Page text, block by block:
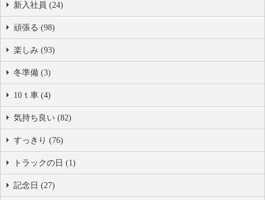
新入社員 (24)
頑張る (98)
楽しみ (93)
冬準備 (3)
10ｔ車 (4)
気持ち良い (82)
すっきり (76)
トラックの日 (1)
記念日 (27)